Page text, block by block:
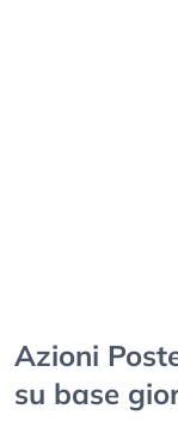
Azioni
su base